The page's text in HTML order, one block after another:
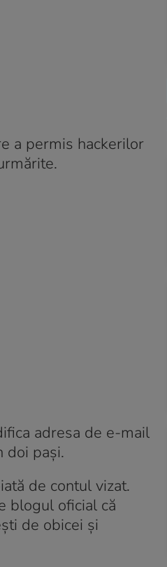
a permis hackerilor
adresa de e-mail
doi pași.
de contul vizat.
blogul oficial că
de obicei și